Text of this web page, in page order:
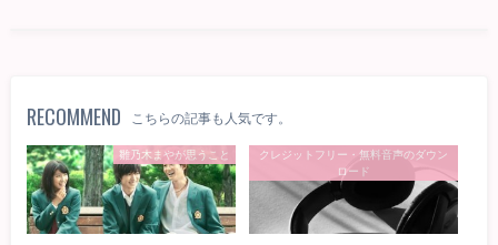
RECOMMEND こちらの記事も人気です。
雛乃木まやが思うこと
クレジットフリー・無料音声のダウン
ロード